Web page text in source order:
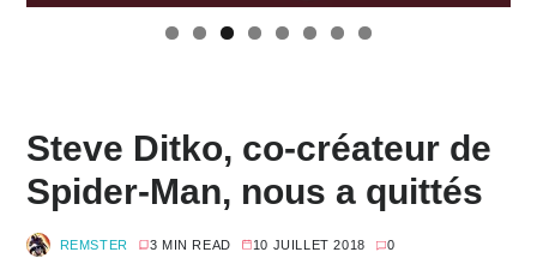
Steve Ditko, co-créateur de
Spider-Man, nous a quittés
REMSTER 3 MIN READ 10 JUILLET 2018 0